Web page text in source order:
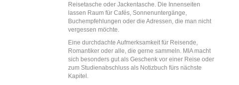
Reisetasche oder Jackentasche. Die Innenseiten
lassen Raum für Cafés, Sonnenuntergänge,
Buchempfehlungen oder die Adressen, die man nicht
vergessen möchte.
Eine durchdachte Aufmerksamkeit für Reisende,
Romantiker oder alle, die gerne sammeln. MIA macht
sich besonders gut als Geschenk vor einer Reise oder
zum Studienabschluss als Notizbuch fürs nächste
Kapitel.